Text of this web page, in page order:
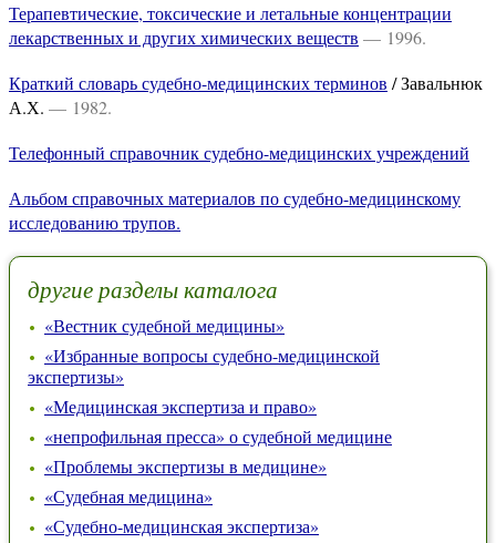
Терапевтические, токсические и летальные концентрации
лекарственных и других химических веществ — 1996.
Краткий словарь судебно-медицинских терминов / Завальнюк
А.Х. — 1982.
Телефонный справочник судебно-медицинских учреждений
Альбом справочных материалов по судебно-медицинскому
исследованию трупов.
другие разделы каталога
«Вестник судебной медицины»
«Избранные вопросы судебно-медицинской
экспертизы»
«Медицинская экспертиза и право»
«непрофильная пресса» о судебной медицине
«Проблемы экспертизы в медицине»
«Судебная медицина»
«Судебно-медицинская экспертиза»